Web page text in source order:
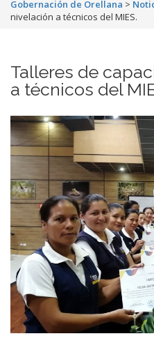
Gobernación de Orellana >
nivelación a técnicos del MIES.
Talleres de
a técnicos del